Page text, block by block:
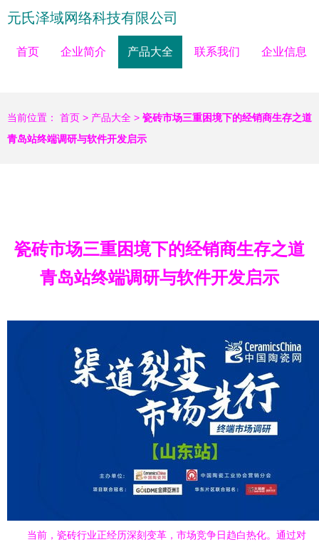
元氏泽域网络科技有限公司
首页 企业简介 产品大全 联系我们 企业信息
当前位置： 首页 > 产品大全 > 瓷砖市场三重困境下的经销商生存之道
青岛站终端调研与软件开发启示
瓷砖市场三重困境下的经销商生存之道
青岛站终端调研与软件开发启示
当前，瓷砖行业正经历深刻变革，市场竞争日趋白热化。通过对